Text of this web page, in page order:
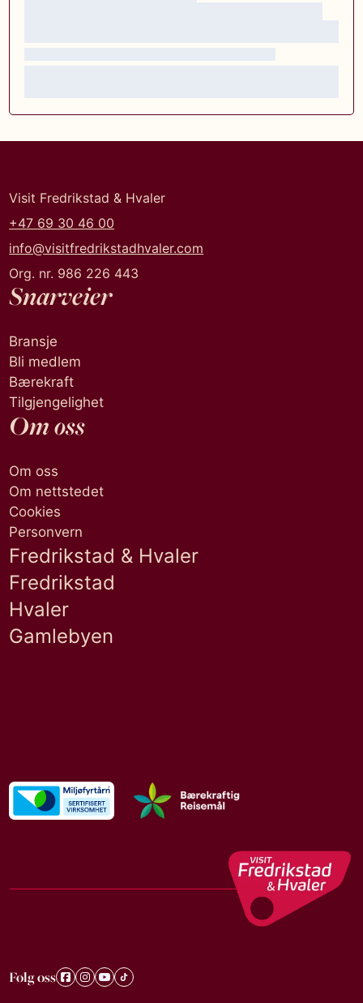
Visit Fredrikstad & Hvaler
+47 69 30 46 00
info@visitfredrikstadhvaler.com
Org. nr. 986 226 443
Snarveier
Bransje
Bli medlem
Bærekraft
Tilgjengelighet
Om oss
Om oss
Om nettstedet
Cookies
Personvern
Fredrikstad & Hvaler
Fredrikstad
Hvaler
Gamlebyen
Følg oss